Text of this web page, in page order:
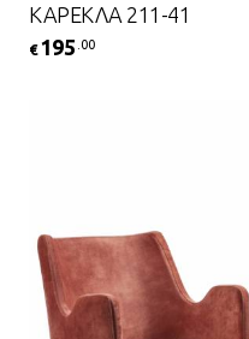
ΚΑΡΕΚΛΑ 211-41
€ 195 .00